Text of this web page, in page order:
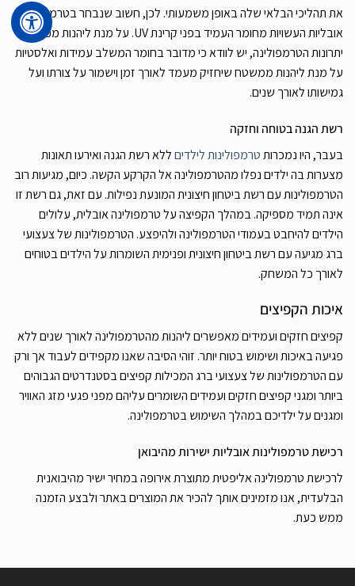
את תהליכי הבלאי שלה באופן משמעותי. לכן, חשוב שנבחר בטרמפולינות
אובליות העשויות מחומר העמיד בפני קרינת UV. על מנת ליהנות מכל
יתרונות הטרמפולינה, יש לוודא כי מדובר בחומר המשלב עמידות ואלסטיות
על מנת ליהנות ממשטח שיחזיק מעמד לאורך זמן וישמור על צורתו ועל
גמישותו לאורך שנים.
רשת הגנה בטוחה וחזקה
בעבר, היו נמכרותטרמפולינות לילדיםללא רשת הגנה ואירעו תאונות
מצערות בה ילדים נפלו מהטרמפולינה אל הקרקע הקשה. כיום, מגיעות רוב
הטרמפולינות עם רשת ביטחון חיצונית המונעת נפילות. עם זאת, גם רשת זו
אינה תמיד מספיקה. במהלך הקפיצה על טרמפולינה אובלית, עלולים
הילדים להיחבט בעמודי הטרמפולינה ולהיפצע. הטרמפולינות של צעצועי
ברג מגיעה עם רשת ביטחון חיצונית ופנימית השומרות על הילדים בטוחים
לאורך כל המשחק.
איכות הקפיצים
קפיצים חזקים ועמידים מאפשרים ליהנות מהטרמפולינה לאורך שנים ללא
פגיעה באיכות ושימוש בטוח יותר. זוהי הסיבה שאנו מקפידים לעבוד אך ורק
עם הטרמפולינות של צעצועי ברג המכילות קפיצים בסטנדרטים הגבוהים
ביותר ומגני קפיצים חזקים ועמידים השומרים עליהם מפני פגעי מזג האוויר
ומגנים על ילדיכם במהלך השימוש בטרמפולינה.
רכישת טרמפולינות אובליות ישירות מהיבואן
לרכישת טרמפולינה אליפטית מתוצרת אירופה במחיר ישיר מהיבואנית
הבלעדית, אנו מזמינים אותך להכיר את המוצרים באתר ולבצע הזמנה
ממש כעת.